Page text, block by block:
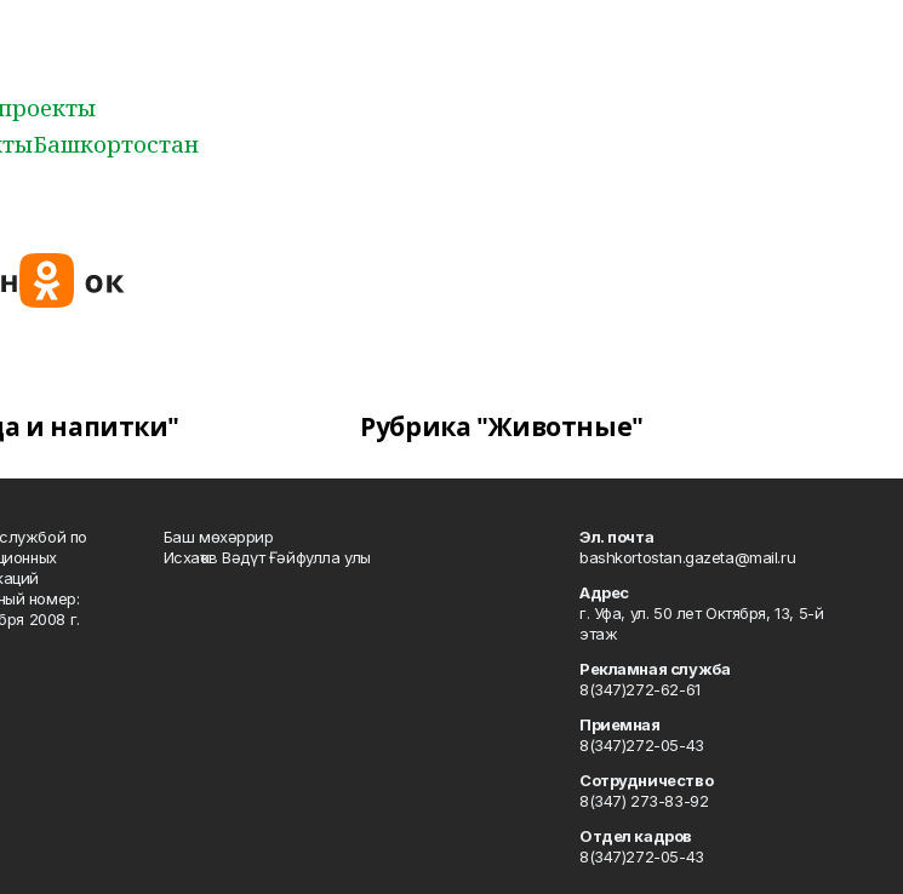
и напитки" Рубрика "Животные"
по
номер:
2008 г.
Баш мөхәррир
Исхаҡов Вәдүт Ғәйфулла улы
Эл. почта
bashkortostan.gazeta@mail.ru
Адрес
г. Уфа, ул. 50 лет Октября, 13, 5-й
этаж
Рекламная служба
8(347)272-62-61
Приемная
8(347)272-05-43
Сотрудничество
8(347) 273-83-92
Отдел кадров
8(347)272-05-43